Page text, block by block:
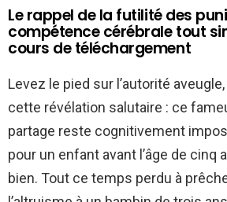
Le rappel de la futilité des
compétence cérébrale tout
cours de téléchargement
Levez le pied sur l’autorité
cette révélation salutaire : ce
partage reste cognitivement
pour un enfant avant l’âge de cinq
bien. Tout ce temps perdu à